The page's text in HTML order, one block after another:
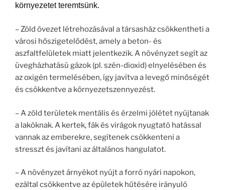
környezetet teremtsünk.
– Zöld övezet létrehozásával a társasház csökkentheti a
városi hőszigetelődést, amely a beton- és
aszfaltfelületek miatt jelentkezik. A növényzet segít az
üvegházhatású gázok (pl. szén-dioxid) elnyelésében és
az oxigén termelésében, így javítva a levegő minőségét
és csökkentve a környezetszennyezést.
– A zöld területek mentális és érzelmi jólétet nyújtanak
a lakóknak. A kertek, fák és virágok nyugtató hatással
vannak az emberekre, segítenek csökkenteni a
stresszt és javítani az általános hangulatot.
– A növényzet árnyékot nyújt a forró nyári napokon,
ezáltal csökkentve az épületek hűtésére irányuló